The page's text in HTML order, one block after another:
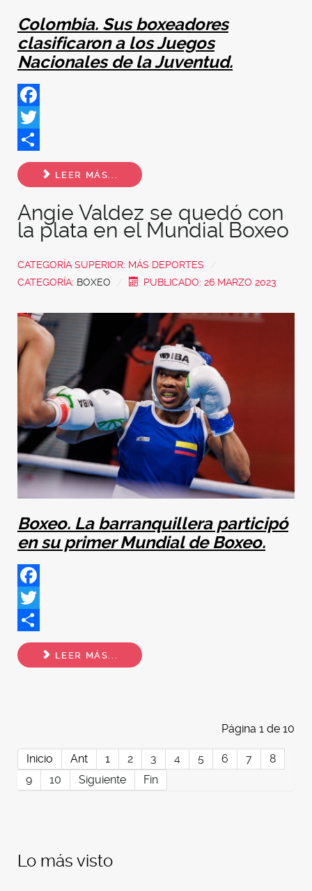
Colombia. Sus boxeadores
clasificaron a los Juegos
Nacionales de la Juventud.
Facebook
Twitter
Share
LEER MÁS...
Angie Valdez se quedó con
la plata en el Mundial Boxeo
CATEGORÍA SUPERIOR: MÁS DEPORTES
CATEGORÍA: BOXEO PUBLICADO: 26 MARZO 2023
Boxeo. La barranquillera participó
en su primer Mundial de Boxeo.
Facebook
Twitter
Share
LEER MÁS...
Página 1 de 10
Inicio Ant 1 2 3 4 5 6 7
8
9
10 Siguiente Fin
Lo más visto